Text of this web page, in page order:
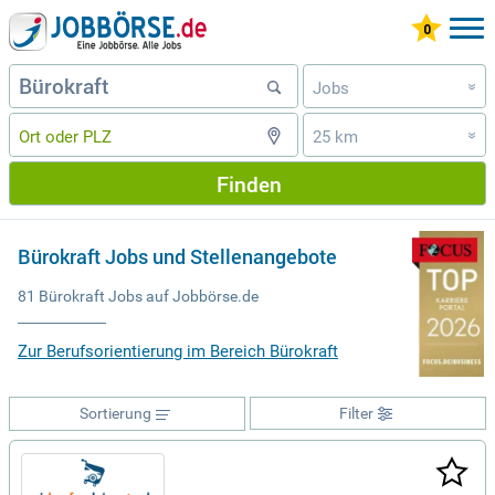
Jobs »
25 km »
Finden
Bürokraft Jobs und Stellenangebote
81 Bürokraft Jobs auf Jobbörse.de
Zur Berufsorientierung im Bereich Bürokraft
Filter
Sortierung